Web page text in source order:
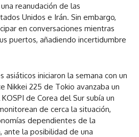
reanudación de las
Unidos e Irán. Sin embargo,
en conversaciones mientras
puertos, añadiendo incertidumbre
asiáticos iniciaron la semana con un
Nikkei 225 de Tokio avanzaba un
de Corea del Sur subía un
de cerca la situación,
dependientes de la
ante la posibilidad de una